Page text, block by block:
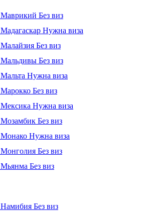
Маврикий Без виз
Мадагаскар Нужна виза
Малайзия Без виз
Мальдивы Без виз
Мальта Нужна виза
Марокко Без виз
Мексика Нужна виза
Мозамбик Без виз
Монако Нужна виза
Монголия Без виз
Мьянма Без виз
Намибия Без виз